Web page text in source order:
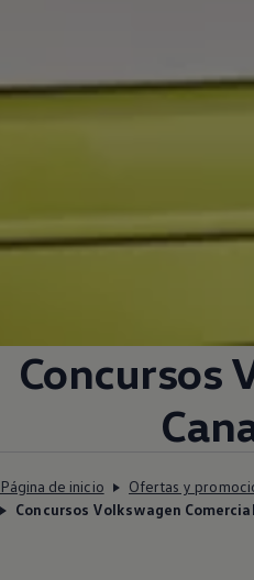
Concursos
Página de inicio
Ofertas y
Concursos Volkswagen